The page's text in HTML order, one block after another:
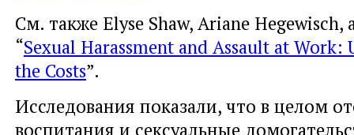
См. также Elyse Shaw, Ariane Hegewisch,
“Sexual Harassment and Assault at Work:
the Costs”.
Исследования показали, что в целом
воспитания и сексуальные